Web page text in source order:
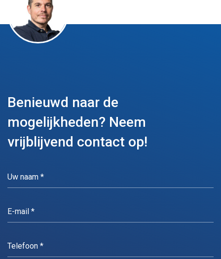
Benieuwd naar de
mogelijkheden? Neem
vrijblijvend contact op!